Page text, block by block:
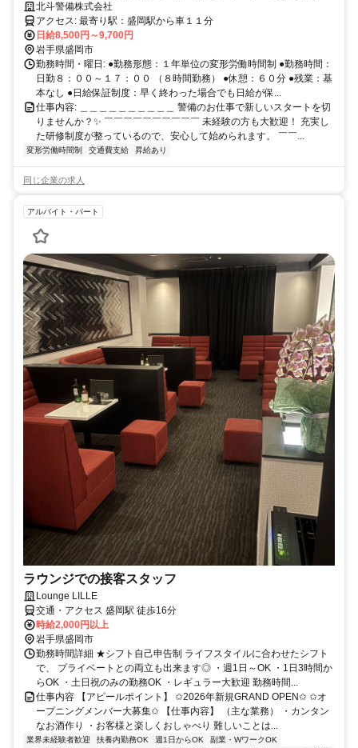
中！交通費全額支給◎資格取得支援あり
北斗警備株式会社
アクセス: 最寄り駅：盛岡駅から車１１分
日給8,500円～9,700円
岩手県盛岡市
勤務時間・曜日: ●勤務形態：１年単位の変形労働時間制 ●勤務時間：
日勤８：００～１７：００ （８時間勤務） ●休憩：６０分 ●残業：基
本なし ●日給保証制度：早く終わった場合でも日給が保...
仕事内容: ＿＿＿＿＿＿＿＿＿＿ 警備のお仕事で新しいスタートを切
りませんか？✨ ￣￣￣￣￣￣￣￣￣￣ 未経験の方も大歓迎！ 充実し
た研修制度が整っているので、安心して始められます。 ￣￣...
変形労働時間制 交通費支給 昇給あり
同じ企業の求人
アルバイト・パート
ラウンジでの接客スタッフ
Lounge LILLE
交通・アクセス 盛岡駅 徒歩16分
時給2,000円以上
岩手県盛岡市
勤務時間詳細 ★シフト自己申告制 ライフスタイルに合わせたシフト
で、 プライベートとの両立も出来ます◎ ・週1日～OK ・1日3時間か
らOK ・土日祝のみの勤務OK ・レギュラー大歓迎 勤務時間...
仕事内容 【アピールポイント】 ✩2026年新規GRAND OPEN✩ ✩オ
ープニングメンバー大募集✩ 【仕事内容】 （主な業務） ・カンタン
なお酒作り ・お客様と楽しくおしゃべり 難しいことは...
業界未経験者歓迎 扶養内勤務OK 週1日からOK
副業・WワークOK